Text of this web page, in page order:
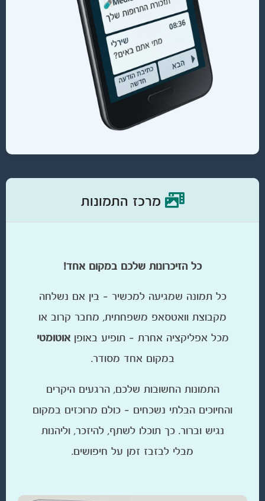
מרכז התמונות
כל הזיכרונות שלכם במקום אחד!
כל תמונה שמגיעה למכשיר – בין אם נשלחה
מקבוצת וואטסאפ משפחתית, מחבר קרוב או
מכל אפליקציה אחרת – תופיע באופןאוטומטי
במקום אחד מסודר.
התמונות החשובות שלכם, הרגעים היקרים
והחיוכים הבלתי נשכחים – כולם מרוכזים במקום
נגיש וברור. כך תוכלו לשתף, להיזכר, וליהנות
מבלי לבזבז זמן על חיפושים.